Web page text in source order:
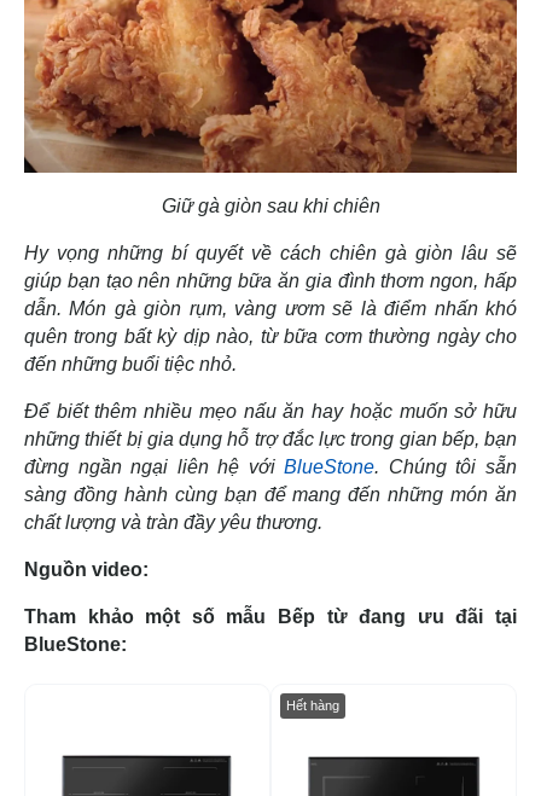
Giữ gà giòn sau khi chiên
Hy vọng những bí quyết về cách chiên gà giòn lâu sẽ
giúp bạn tạo nên những bữa ăn gia đình thơm ngon, hấp
dẫn. Món gà giòn rụm, vàng ươm sẽ là điểm nhấn khó
quên trong bất kỳ dịp nào, từ bữa cơm thường ngày cho
đến những buổi tiệc nhỏ.
Để biết thêm nhiều mẹo nấu ăn hay hoặc muốn sở hữu
những thiết bị gia dụng hỗ trợ đắc lực trong gian bếp, bạn
đừng ngần ngại liên hệ vớiBlueStone. Chúng tôi sẵn
sàng đồng hành cùng bạn để mang đến những món ăn
chất lượng và tràn đầy yêu thương.
Nguồn video:
Tham khảo một số mẫu Bếp từ đang ưu đãi tại
BlueStone:
-52%
Hết hàng